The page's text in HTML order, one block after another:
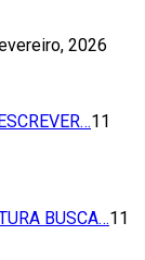
2026
11
BUSCA…11